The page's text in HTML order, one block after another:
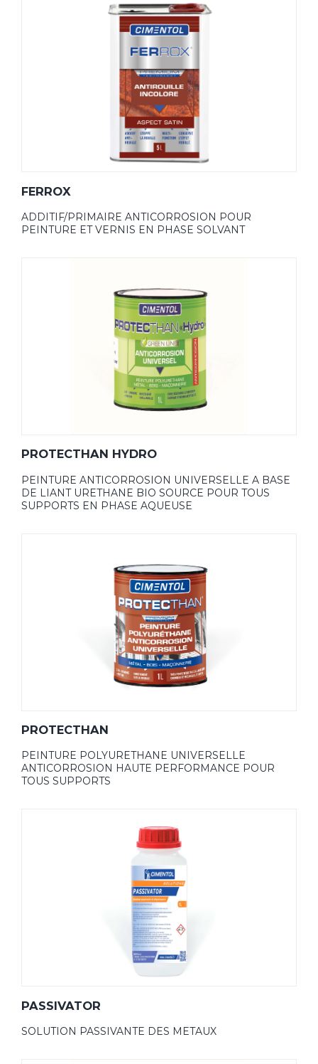
FERROX
ADDITIF/PRIMAIRE ANTICORROSION POUR
PEINTURE ET VERNIS EN PHASE SOLVANT
PROTECTHAN HYDRO
PEINTURE ANTICORROSION UNIVERSELLE A BASE
DE LIANT URETHANE BIO SOURCE POUR TOUS
SUPPORTS EN PHASE AQUEUSE
PROTECTHAN
PEINTURE POLYURETHANE UNIVERSELLE
ANTICORROSION HAUTE PERFORMANCE POUR
TOUS SUPPORTS
PASSIVATOR
SOLUTION PASSIVANTE DES METAUX